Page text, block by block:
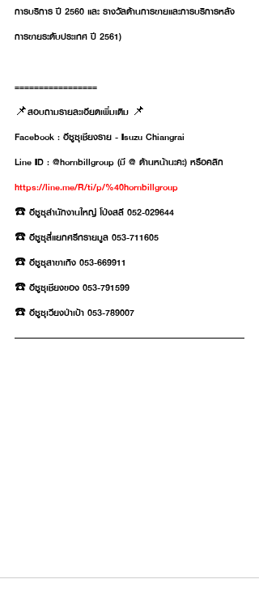
การบริการ ปี 2560 และ รางวัลด้านการขายและการบริการหลัง
การขายระดับประเทศ ปี 2561)
=================
📌สอบถามรายละเอียดเพิ่มเติม 📌
Facebook : อีซูซุเชียงราย - Isuzu Chiangrai
Line ID : @hornbillgroup (มี @ ด้านหน้านะคะ) หรือคลิก
https://line.me/R/ti/p/%40hornbillgroup
☎️ อีซูซุสำนักงานใหญ่ โป่งสลี 052-029644
☎️ อีซูซุสี่แยกศรีทรายมูล 053-711605
☎️ อีซูซุสาขาเทิง 053-669911
☎️ อีซูซุเชียงของ 053-791599
☎️ อีซูซุเวียงป่าเป้า 053-789007